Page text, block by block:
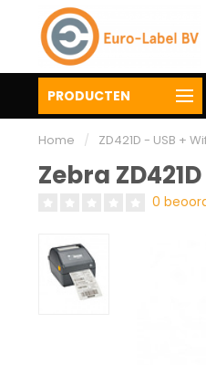
PRODUCTEN
Gratis verzending vanaf €
50,00
Home / ZD421D - USB +
Zebra
0